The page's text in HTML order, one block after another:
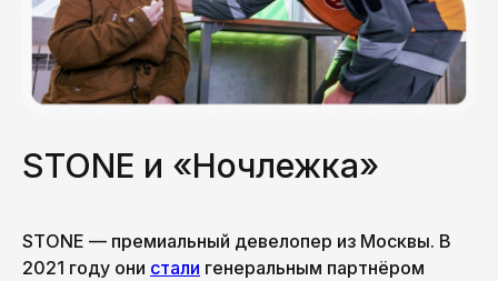
STONE и «Ночлежка»
STONE — премиальный девелопер из Москвы. В
2021 году они стали генеральным партнёром